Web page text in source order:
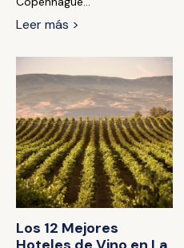
Leer más >
Los 12 Mejores